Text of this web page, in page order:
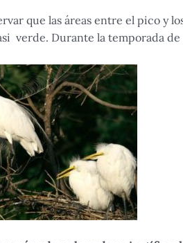
que las áreas entre el pico y
verde. Durante la temporada